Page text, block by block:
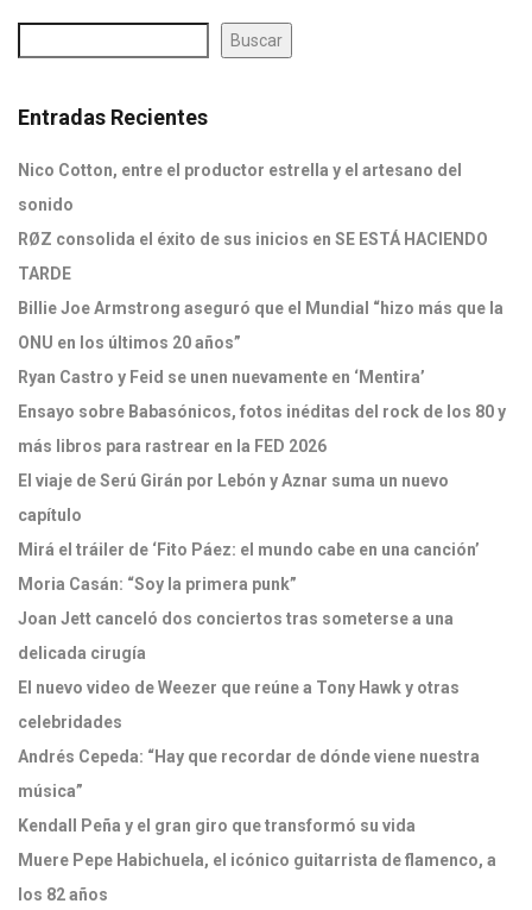
Buscar
Entradas Recientes
Nico Cotton, entre el productor estrella y el artesano del
sonido
RØZ consolida el éxito de sus inicios en SE ESTÁ HACIENDO
TARDE
Billie Joe Armstrong aseguró que el Mundial “hizo más que la
ONU en los últimos 20 años”
Ryan Castro y Feid se unen nuevamente en ‘Mentira’
Ensayo sobre Babasónicos, fotos inéditas del rock de los 80 y
más libros para rastrear en la FED 2026
El viaje de Serú Girán por Lebón y Aznar suma un nuevo
capítulo
Mirá el tráiler de ‘Fito Páez: el mundo cabe en una canción’
Moria Casán: “Soy la primera punk”
Joan Jett canceló dos conciertos tras someterse a una
delicada cirugía
El nuevo video de Weezer que reúne a Tony Hawk y otras
celebridades
Andrés Cepeda: “Hay que recordar de dónde viene nuestra
música”
Kendall Peña y el gran giro que transformó su vida
Muere Pepe Habichuela, el icónico guitarrista de flamenco, a
los 82 años